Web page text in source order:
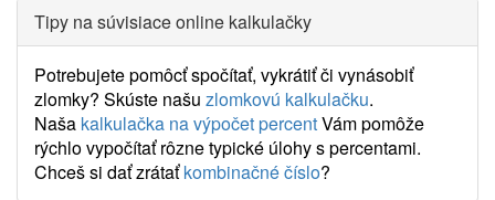
Tipy na súvisiace online kalkulačky
Potrebujete pomôcť spočítať, vykrátiť či vynásobiť
zlomky? Skúste našu zlomkovú kalkulačku.
Naša kalkulačka na výpočet percentVám pomôže
rýchlo vypočítať rôzne typické úlohy s percentami.
Chceš si dať zrátaťkombinačné číslo?